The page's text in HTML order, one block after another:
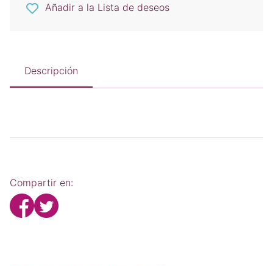
Añadir a la Lista de deseos
Descripción
Compartir en: